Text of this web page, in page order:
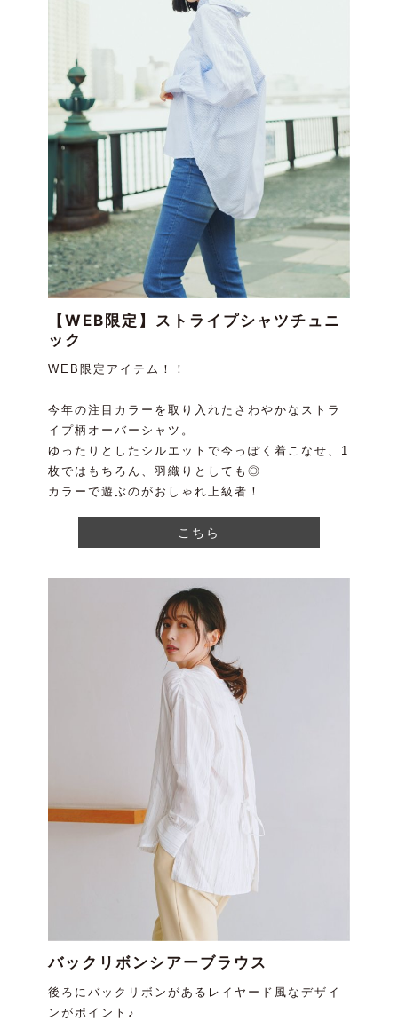
【WEB限定】ストライプシャツチュニ
ック
WEB限定アイテム！！
今年の注目カラーを取り入れたさわやかなストラ
イプ柄オーバーシャツ。
ゆったりとしたシルエットで今っぽく着こなせ、1
枚ではもちろん、羽織りとしても◎
カラーで遊ぶのがおしゃれ上級者！
こちら
バックリボンシアーブラウス
後ろにバックリボンがあるレイヤード風なデザイ
ンがポイント♪